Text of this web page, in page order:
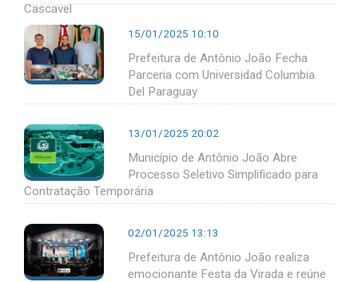
Cascavel
15/01/2025 10:10
Prefeitura de Antônio João Fecha
Parceria com Universidad Columbia
Del Paraguay
13/01/2025 20:02
Município de Antônio João Abre
Processo Seletivo Simplificado para
Contratação Temporária
02/01/2025 13:13
Prefeitura de Antônio João realiza
emocionante Festa da Virada e reúne